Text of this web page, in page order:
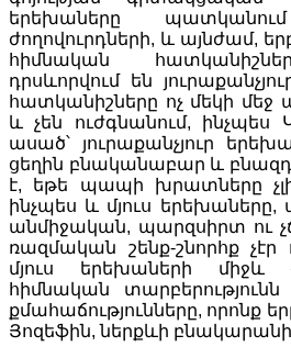
երեխաները
ժողովուրդների, և այնժամ,
հիմնական
դրսևորվում են
հատկանիշները ոչ մեկի մեջ
և չեն ուժգնանում, ինչպես
ասած՝ յուրաքանչյուր
ցեղին բնականաբար և
է, եթե պապի խրատները
ինչպես և մյուս
անմիջական, պարզսիրտ ու
ռազմական շենք-շնորհք
մյուս երեխաների միջև
հիմնական
քմահաճությունները, որոնք
Յոզեֆին, ներքևի բնակարանի